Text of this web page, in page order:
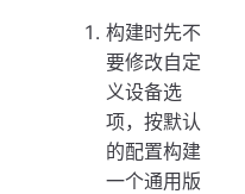
构建时先不
要修改自定
义设备选
项，按默认
的配置构建
一个通用版